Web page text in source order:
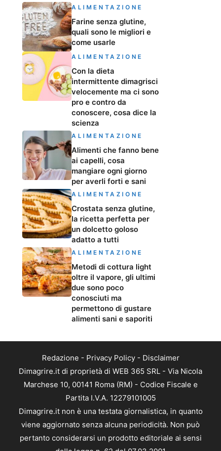
ALIMENTAZIONE
Farine senza glutine,
quali sono le migliori e
come usarle
ALIMENTAZIONE
Con la dieta
intermittente dimagrisci
velocemente ma ci sono
pro e contro da
conoscere, cosa dice la
scienza
ALIMENTAZIONE
Alimenti che fanno bene
ai capelli, cosa
mangiare ogni giorno
per averli forti e sani
ALIMENTAZIONE
Crostata senza glutine,
la ricetta perfetta per
un dolcetto goloso
adatto a tutti
ALIMENTAZIONE
Metodi di cottura light
oltre il vapore, gli ultimi
due sono poco
conosciuti ma
permettono di gustare
alimenti sani e saporiti
Redazione - Privacy Policy- Disclaimer
Dimagrire.it di proprietà di WEB 365 SRL - Via Nicola
Marchese 10, 00141 Roma (RM) - Codice Fiscale e
Partita I.V.A. 12279101005
Dimagrire.it non è una testata giornalistica, in quanto
viene aggiornato senza alcuna periodicità. Non può
pertanto considerarsi un prodotto editoriale ai sensi